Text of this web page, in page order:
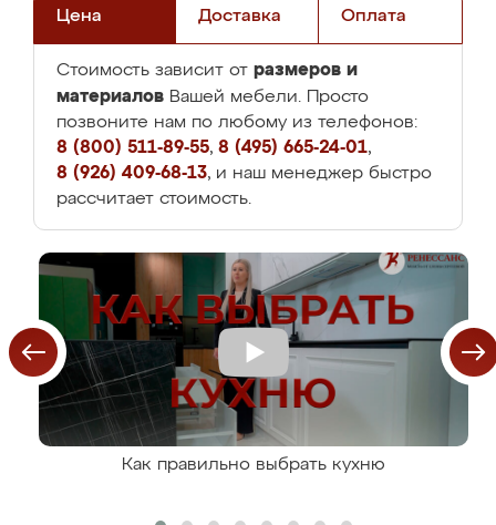
Цена Доставка Оплата
Стоимость зависит от размеров и
материалов Вашей мебели. Просто
позвоните нам по любому из телефонов:
8 (800) 511-89-55, 8 (495) 665-24-01,
8 (926) 409-68-13, и наш менеджер быстро
рассчитает стоимость.
Как правильно выбрать кухню